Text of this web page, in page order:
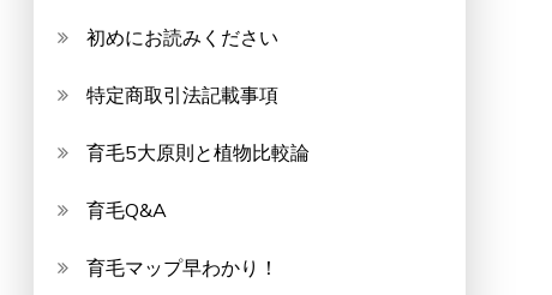
初めにお読みください
特定商取引法記載事項
育毛5大原則と植物比較論
育毛Q&A
育毛マップ早わかり！